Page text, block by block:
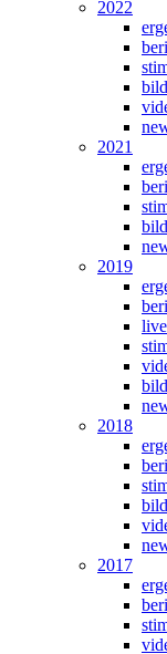
2022
2021
2019
2018
2017